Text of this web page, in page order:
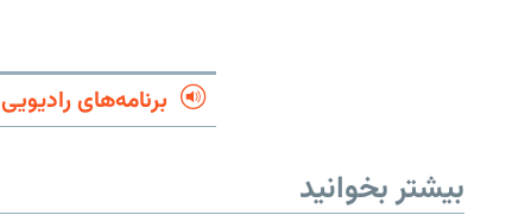
برنامه‌های رادیویی
بیشتر بخوانید